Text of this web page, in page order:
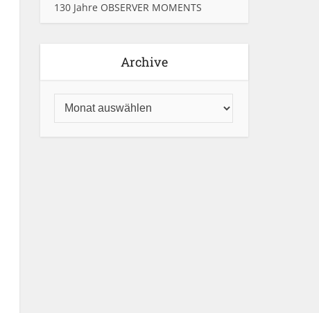
130 Jahre OBSERVER MOMENTS
Archive